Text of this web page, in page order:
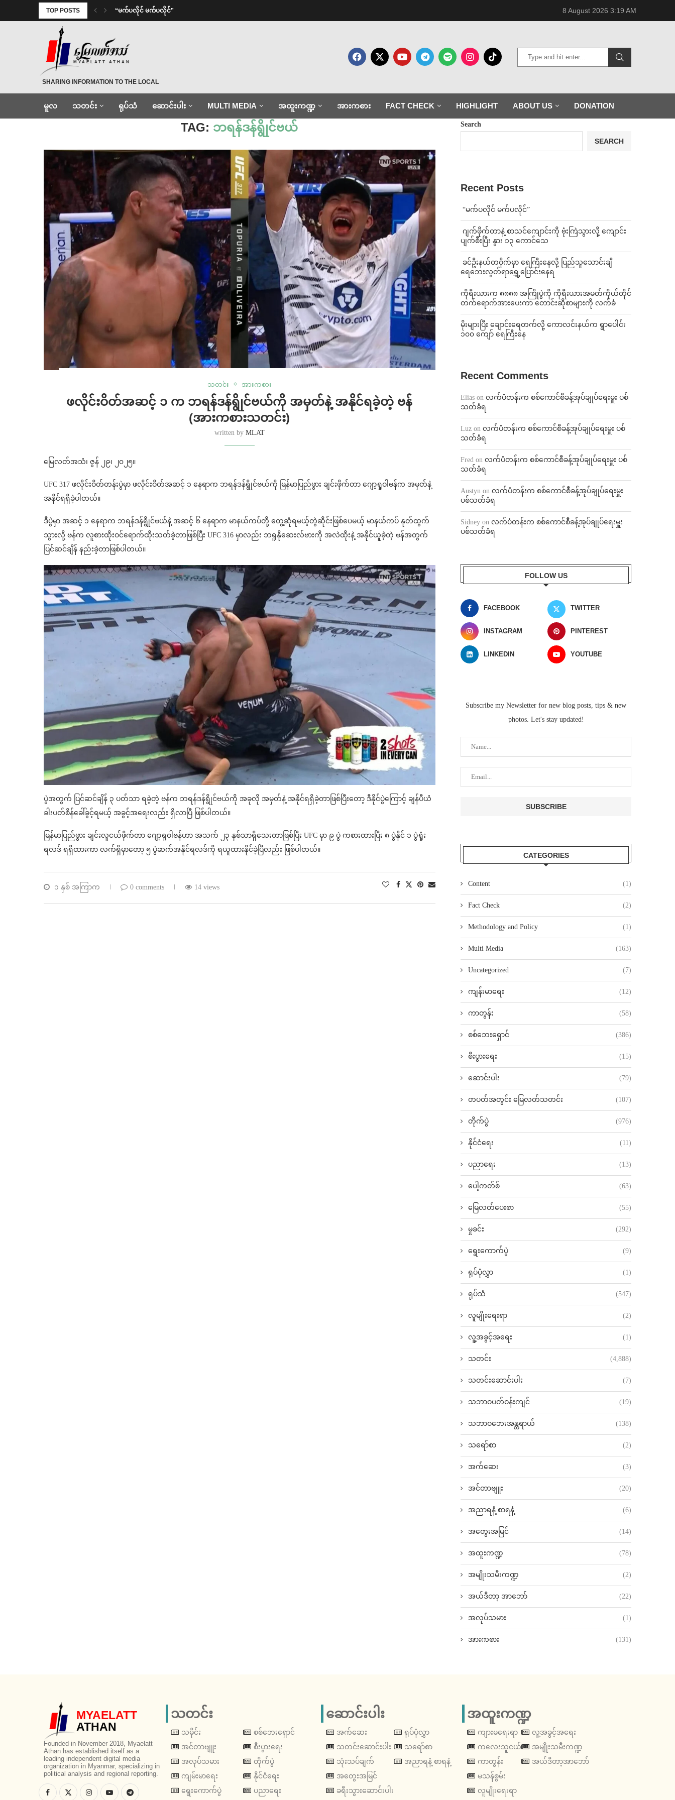
TOP POSTS ⁨ ⁨“မက်ပလိုင် မက်ပလိုင်” 8 August 2026 3:19 AM
MYAELATT ATHAN
SHARING INFORMATION TO THE LOCAL
မူလ သတင်း ရုပ်သံ ဆောင်းပါး MULTI MEDIA အထူးကဏ္ဍ အားကစား FACT CHECK HIGHLIGHT ABOUT US DONATION
Home ဘရန်ဒန်ရွိုင်ဗယ်
TAG: ဘရန်ဒန်ရွိုင်ဗယ်
သတင်း အားကစား
ဖလိုင်းဝိတ်အဆင့် ၁ က ဘရန်ဒန်ရွိုင်ဗယ်ကို အမှတ်နဲ့ အနိုင်ရခဲ့တဲ့ ဗန်
(အားကစားသတင်း)
written by MLAT
မြေလတ်အသံ၊ ဇွန် ၂၉၊ ၂၀၂၅။
UFC 317 ဖလိုင်းဝိတ်တန်းပွဲမှာ ဖလိုင်းဝိတ်အဆင့် ၁ နေရာက ဘရန်ဒန်ရွိုင်ဗယ်ကို မြန်မာပြည်ဖွား ချင်းဖိုက်တာ ဂျော့ရှုဝါဗန်က အမှတ်နဲ့
အနိုင်ရရှိခဲ့ပါတယ်။
ဒီပွဲမှာ အဆင့် ၁ နေရာက ဘရန်ဒန်ရွိုင်ဗယ်နဲ့ အဆင့် ၆ နေရာက မာနယ်ကပ်တို့ တွေ့ဆုံရမယ့်တွဲဆိုင်းဖြစ်ပေမယ့် မာနယ်ကပ် နုတ်ထွက်
သွားလို့ ဗန်က လူစားထိုးဝင်ရောက်ထိုးသတ်ခဲ့တာဖြစ်ပြီး UFC 316 မှာလည်း ဘရူနိုဆေးလ်ဗားကို အလဲထိုးနဲ့ အနိုင်ယူခဲ့တဲ့ ဗန်အတွက်
ပြင်ဆင်ချိန် နည်းခဲ့တာဖြစ်ပါတယ်။
ပွဲအတွက် ပြင်ဆင်ချိန် ၃ ပတ်သာ ရခဲ့တဲ့ ဗန်က ဘရန်ဒန်ရွိုင်ဗယ်ကို အခုလို အမှတ်နဲ့ အနိုင်ရရှိခဲ့တာဖြစ်ပြီးတော့ ဒီနိုင်ပွဲကြောင့် ချန်ပီယံ
ခါးပတ်စိန်ခေါ်ခွင့်ရမယ့် အခွင့်အရေးလည်း ရှိလာပြီ ဖြစ်ပါတယ်။
မြန်မာပြည်ဖွား ချင်းလူငယ်ဖိုက်တာ ဂျော့ရှုဝါဗန်ဟာ အသက် ၂၃ နှစ်သာရှိသေးတာဖြစ်ပြီး UFC မှာ ၉ ပွဲ ကစားထားပြီး ၈ ပွဲနိုင် ၁ ပွဲရှုံး
ရလဒ် ရရှိထားကာ လက်ရှိမှာတော့ ၅ ပွဲဆက်အနိုင်ရလဒ်ကို ရယူထားနိုင်ခဲ့ပြီလည်း ဖြစ်ပါတယ်။
၁ နှစ် အကြာက 0 comments 14 views
Search
SEARCH
Recent Posts
⁨ ⁨“မက်ပလိုင် မက်ပလိုင်”
⁨⁩ ⁨ဂျက်ဖိုက်တာနဲ့ စာသင်ကျောင်းကို ဗုံးကြဲသွားလို့ ကျောင်း
ပျက်စီးပြီး နွား ၁၃ ကောင်သေ
⁩ ⁨ခင်ဦးနယ်တဝိုက်မှာ ရေကြီးနေလို့ ပြည်သူသောင်းချီ
ရေဘေးလွတ်ရာရွှေ့ပြောင်းနေရ
ကိုရီးယားက ၈၈၈၈ အကြိုပွဲကို ကိုရီးယားအမတ်ကိုယ်တိုင်
တက်ရောက်အားပေးကာ တောင်းဆိုစာများကို လက်ခံ
⁨မိုးများပြီး ချောင်းရေတက်လို့ ကောလင်းနယ်က ရွာပေါင်း
၁၀၀ ကျော် ရေကြီးနေ
Recent Comments
Elias on လက်ပံတန်းက စစ်ကောင်စီခန့်အုပ်ချုပ်ရေးမှူး ပစ်
သတ်ခံရ
Luz on လက်ပံတန်းက စစ်ကောင်စီခန့်အုပ်ချုပ်ရေးမှူး ပစ်
သတ်ခံရ
Fred on လက်ပံတန်းက စစ်ကောင်စီခန့်အုပ်ချုပ်ရေးမှူး ပစ်
သတ်ခံရ
Austyn on လက်ပံတန်းက စစ်ကောင်စီခန့်အုပ်ချုပ်ရေးမှူး
ပစ်သတ်ခံရ
Sidney on လက်ပံတန်းက စစ်ကောင်စီခန့်အုပ်ချုပ်ရေးမှူး
ပစ်သတ်ခံရ
FOLLOW US
FACEBOOK TWITTER
INSTAGRAM PINTEREST
LINKEDIN YOUTUBE
Subscribe my Newsletter for new blog posts, tips & new
photos. Let's stay updated!
CATEGORIES
Content (1)
Fact Check (2)
Methodology and Policy (1)
Multi Media (163)
Uncategorized (7)
ကျန်းမာရေး (12)
ကာတွန်း (58)
စစ်ဘေးရှောင် (386)
စီးပွားရေး (15)
ဆောင်းပါး (79)
တပတ်အတွင်း မြေလတ်သတင်း (107)
တိုက်ပွဲ (976)
နိုင်ငံရေး (11)
ပညာရေး (13)
ပေါ့ကတ်စ် (63)
မြေလတ်ပေးစာ (55)
မှုခင်း (292)
ရွေးကောက်ပွဲ (9)
ရုပ်ပုံလွှာ (1)
ရုပ်သံ (547)
လူမျိုးရေးရာ (2)
လူ့အခွင့်အရေး (1)
သတင်း (4,888)
သတင်းဆောင်းပါး (7)
သဘာဝပတ်ဝန်းကျင် (19)
သဘာဝဘေးအန္တရာယ် (138)
သရော်စာ (2)
အက်ဆေး (3)
အင်တာဗျူး (20)
အညာရနံ့ စာရနံ့ (6)
အတွေးအမြင် (14)
အထူးကဏ္ဍ (78)
အမျိုးသမီးကဏ္ဍ (2)
အယ်ဒီတာ့ အာဘော် (22)
အလုပ်သမား (1)
အားကစား (131)
MYAELATT
ATHAN
Founded in November 2018, Myaelatt
Athan has established itself as a
leading independent digital media
organization in Myanmar, specializing in
political analysis and regional reporting.
သတင်း
သမိုင်း
အင်တာဗျူး
အလုပ်သမား
ကျမ်းမာရေး
ရွေးကောက်ပွဲ
စစ်ဘေးရှောင်
စီးပွားရေး
တိုက်ပွဲ
နိုင်ငံရေး
ပညာရေး
ဆောင်းပါး
အက်ဆေး
သတင်းဆောင်းပါး
သုံးသပ်ချက်
အတွေးအမြင်
ခရီးသွားဆောင်းပါး
ရုပ်ပုံလွှာ
သရော်စာ
အညာရနံ့ စာရနံ့
အထူးကဏ္ဍ
ကျားမရေးရာ
ကလေးသူငယ်
ကာတွန်း
မသန်စွမ်း
လူမျိုးရေးရာ
လူ့အခွင့်အရေး
အမျိုးသမီးကဏ္ဍ
အယ်ဒီတာ့အာဘော်